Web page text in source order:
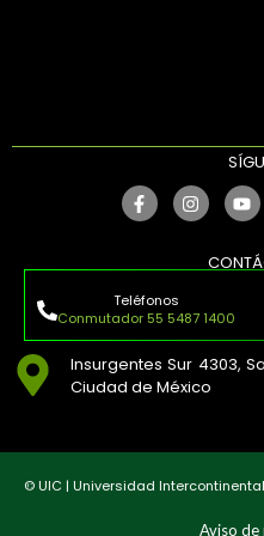
Teléfonos
Conmutador 55 5487 1400
Insurgentes Sur 4303,
Ciudad de México
© UIC | Universidad
Aviso de